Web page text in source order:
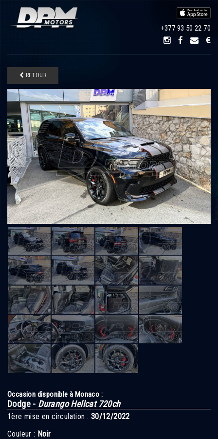
+377 93 50 22 70
RETOUR
Occasion disponible à Monaco :
Dodge - Durango Hellcat 720ch
1ère mise en circulation : 30/12/2022
Couleur : Noir